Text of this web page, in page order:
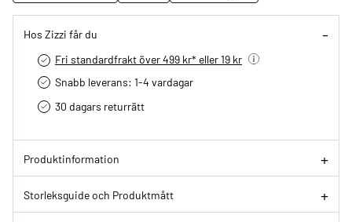
Hos Zizzi får du
Fri standardfrakt över 499 kr* eller 19 kr
Snabb leverans: 1-4 vardagar
30 dagars returrätt­
Produktinformation
Storleksguide och Produktmått